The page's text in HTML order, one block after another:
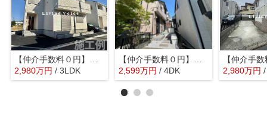
【仲介手数料０円】綾瀬市寺尾釜田第5 新築一戸建て
2,980万円 / 3LDK
【仲介手数料０円】綾瀬市落合北５丁目 中古戸建
2,599万円 / 4DK 2,980万円